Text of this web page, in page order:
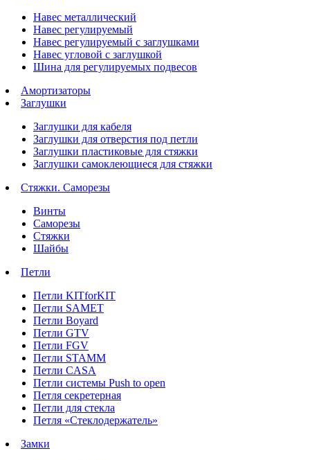
Навес металлический
Навес регулируемый
Навес регулируемый с заглушками
Навес угловой с заглушкой
Шина для регулируемых подвесов
Амортизаторы
Заглушки
Заглушки для кабеля
Заглушки для отверстия под петли
Заглушки пластиковые для стяжки
Заглушки самоклеющиеся для стяжки
Стяжки. Саморезы
Винты
Саморезы
Стяжки
Шайбы
Петли
Петли KITforKIT
Петли SAMET
Петли Boyard
Петли GTV
Петли FGV
Петли STAMM
Петли CASA
Петли системы Push to open
Петля секретерная
Петли для стекла
Петля «Стеклодержатель»
Замки